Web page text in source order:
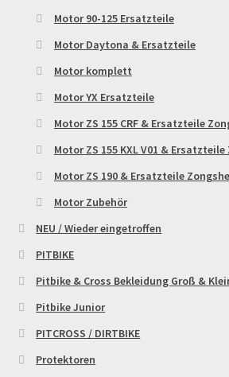
Motor 90-125 Ersatzteile
Motor Daytona & Ersatzteile
Motor komplett
Motor YX Ersatzteile
Motor ZS 155 CRF & Ersatzteile
Motor ZS 155 KXL V01 &
Motor ZS 190 & Ersatzteile
Motor Zubehör
NEU / Wieder eingetroffen
PITBIKE
Pitbike & Cross Bekleidung Groß &
Pitbike Junior
PITCROSS / DIRTBIKE
Protektoren